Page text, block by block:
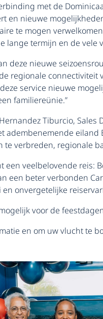
met de
en nieuwe
te mogen
lange termijn en de vele
deze nieuwe
regionale connectiviteit
service nieuwe
familiereünie.”
Tiburcio, Sales
adembenemende
te verbreden, regionale
een veelbelovende reis:
een beter verbonden
onvergetelijke
voor de
en om uw vlucht te